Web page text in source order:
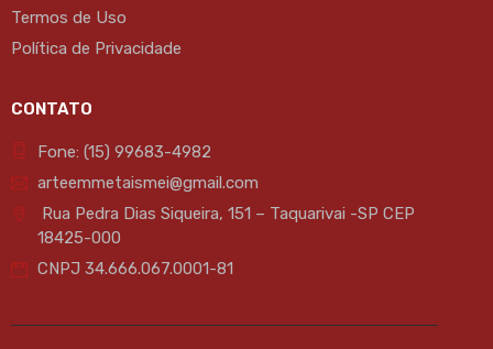
Termos de Uso
Política de Privacidade
CONTATO
Fone: (15) 99683-4982
arteemmetaismei@gmail.com
Rua Pedra Dias Siqueira, 151 – Taquarivai -SP CEP
18425-000
CNPJ 34.666.067.0001-81